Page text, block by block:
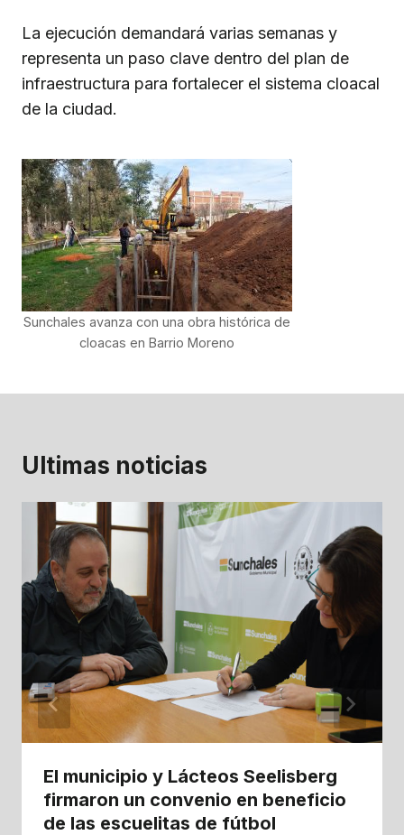
La ejecución demandará varias semanas y
representa un paso clave dentro del plan de
infraestructura para fortalecer el sistema cloacal
de la ciudad.
Sunchales avanza con una obra histórica de
cloacas en Barrio Moreno
Ultimas noticias
El municipio y Lácteos Seelisberg
firmaron un convenio en beneficio
de las escuelitas de fútbol